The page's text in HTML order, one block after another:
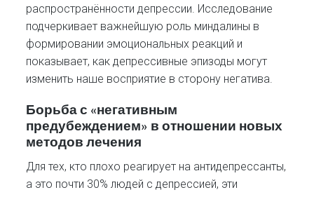
распространённости депрессии. Исследование
подчеркивает важнейшую роль миндалины в
формировании эмоциональных реакций и
показывает, как депрессивные эпизоды могут
изменить наше восприятие в сторону негатива.
Борьба с «негативным
предубеждением» в отношении новых
методов лечения
Для тех, кто плохо реагирует на антидепрессанты,
а это почти 30% людей с депрессией, эти